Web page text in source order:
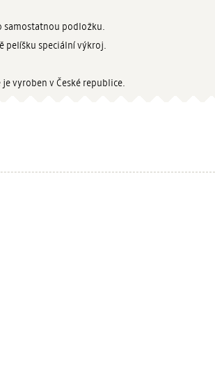
samostatnou podložku.
pelíšku speciální výkroj.
vyroben v České republice.